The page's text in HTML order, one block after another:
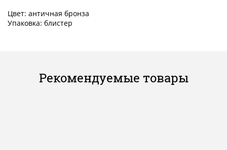
Цвет: античная бронза
Упаковка: блистер
Рекомендуемые товары